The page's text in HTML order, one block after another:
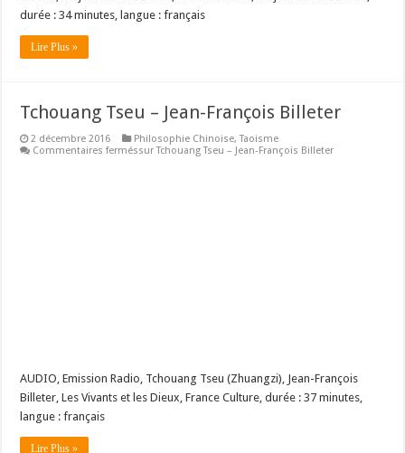
durée : 34 minutes, langue : français
Lire Plus »
Tchouang Tseu – Jean-François Billeter
2 décembre 2016 Philosophie Chinoise,Taoisme
Commentaires ferméssur Tchouang Tseu – Jean-François Billeter
AUDIO, Emission Radio, Tchouang Tseu (Zhuangzi), Jean-François
Billeter, Les Vivants et les Dieux, France Culture, durée : 37 minutes,
langue : français
Lire Plus »